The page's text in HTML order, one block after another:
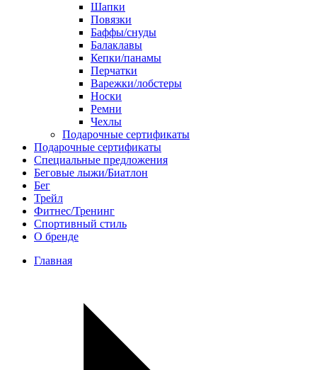
Шапки
Повязки
Баффы/снуды
Балаклавы
Кепки/панамы
Перчатки
Варежки/лобстеры
Носки
Ремни
Чехлы
Подарочные сертификаты
Подарочные сертификаты
Специальные предложения
Беговые лыжи/Биатлон
Бег
Трейл
Фитнес/Тренинг
Спортивный стиль
О бренде
Главная